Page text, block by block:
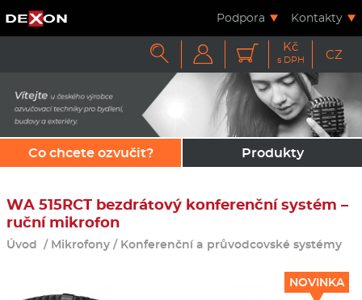
Podpora Kontakty
   Kč
s DPH CZ
Co chcete ozvučit? Produkty
WA 515RCT bezdrátový konferenční systém –
ruční mikrofon
Úvod / Mikrofony / Konferenční a průvodcovské systémy
NOVINKA